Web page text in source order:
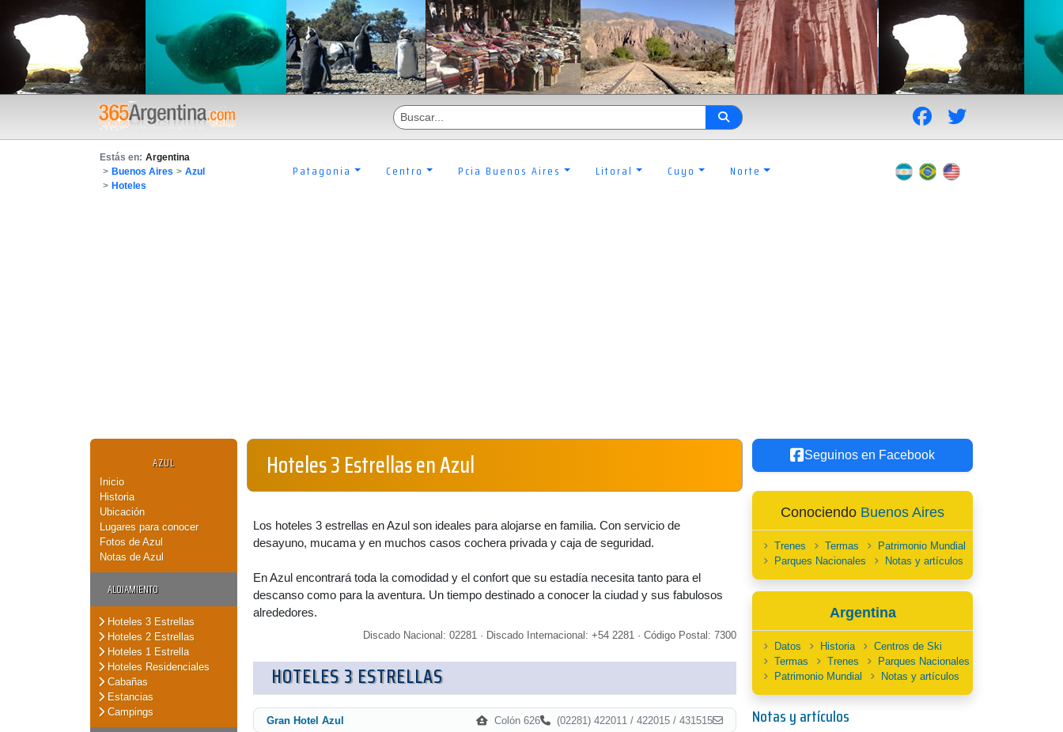
Estás en: Argentina
> Buenos Aires > Azul
> Hoteles
Patagonia Centro Pcia Buenos Aires Litoral Cuyo Norte
AZUL
Inicio
Historia
Ubicación
Lugares para conocer
Fotos de Azul
Notas de Azul
ALOJAMIENTO
Hoteles 3 Estrellas
Hoteles 2 Estrellas
Hoteles 1 Estrella
Hoteles Residenciales
Cabañas
Estancias
Campings
Hoteles 3 Estrellas en Azul
Los hoteles 3 estrellas en Azul son ideales para alojarse en familia. Con servicio de
desayuno, mucama y en muchos casos cochera privada y caja de seguridad.
En Azul encontrará toda la comodidad y el confort que su estadía necesita tanto para el
descanso como para la aventura. Un tiempo destinado a conocer la ciudad y sus fabulosos
alrededores.
Discado Nacional: 02281 · Discado Internacional: +54 2281 · Código Postal: 7300
HOTELES 3 ESTRELLAS
Gran Hotel Azul Colón 626 (02281) 422011 / 422015 / 431515
Seguinos en Facebook
Conociendo Buenos Aires
Trenes Termas
Patrimonio Mundial
Parques Nacionales
Notas y artículos
Argentina
Datos Historia
Centros de Ski
Termas
Trenes
Parques Nacionales
Patrimonio Mundial
Notas y artículos
Notas y artículos